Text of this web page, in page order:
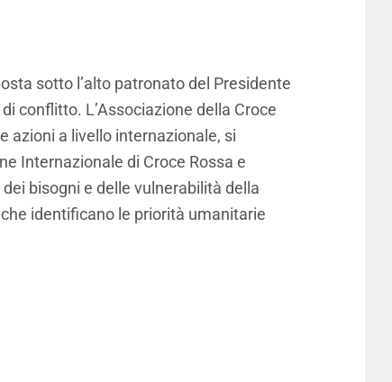
sotto l’alto patronato del Presidente
conflitto. L’Associazione della Croce
azioni a livello internazionale, si
Internazionale di Croce Rossa e
bisogni e delle vulnerabilità della
identificano le priorità umanitarie